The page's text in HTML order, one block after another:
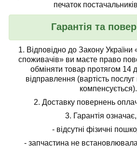
печаток
Гарантія та
1. Відповідно до Закону
споживачів» ви маєте право
обміняти товар протягом 14
відправлення (вартість
компенсується).
2. Доставку повернень
3. Гарантія
- відсутні фізичні
- запчастина не